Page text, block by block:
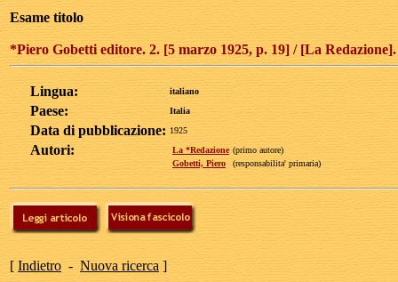
Esame titolo
*Piero Gobetti editore. 2. [5 marzo 1925, p. 19] / [La
Lingua: italiano
Paese: Italia
Data di pubblicazione: 1925
Autori: La *Redazione (primo autore)
Gobetti, Piero
(responsabilita' primaria)
[ Indietro - Nuova ricerca ]